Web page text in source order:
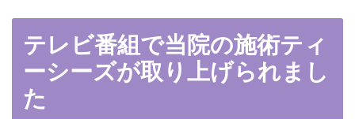
テレビ番組で当院の施術ティ
ーシーズが取り上げられまし
た